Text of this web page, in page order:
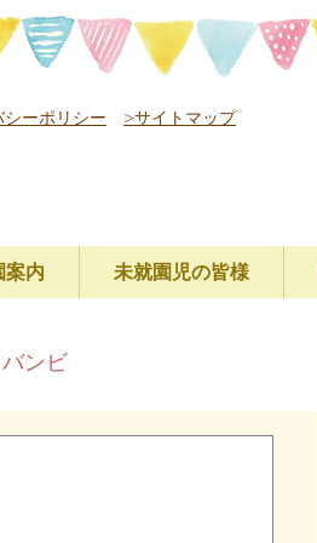
ーポリシー >サイトマップ
案内 未就園児の皆様
ンビ